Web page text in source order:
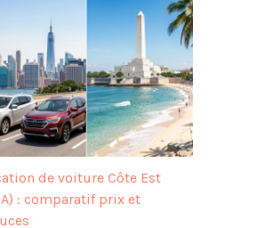
de voiture Côte Est
: comparatif prix et